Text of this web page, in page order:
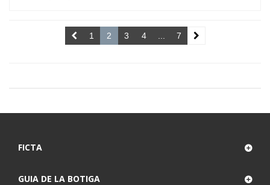
1 2 3 4 7
FICTA
GUIA DE LA BOTIGA